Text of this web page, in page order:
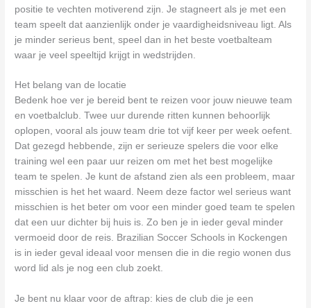
positie te vechten motiverend zijn. Je stagneert als je met een
team speelt dat aanzienlijk onder je vaardigheidsniveau ligt. Als
je minder serieus bent, speel dan in het beste voetbalteam
waar je veel speeltijd krijgt in wedstrijden.
Het belang van de locatie
Bedenk hoe ver je bereid bent te reizen voor jouw nieuwe team
en voetbalclub. Twee uur durende ritten kunnen behoorlijk
oplopen, vooral als jouw team drie tot vijf keer per week oefent.
Dat gezegd hebbende, zijn er serieuze spelers die voor elke
training wel een paar uur reizen om met het best mogelijke
team te spelen. Je kunt de afstand zien als een probleem, maar
misschien is het het waard. Neem deze factor wel serieus want
misschien is het beter om voor een minder goed team te spelen
dat een uur dichter bij huis is. Zo ben je in ieder geval minder
vermoeid door de reis. Brazilian Soccer Schools in Kockengen
is in ieder geval ideaal voor mensen die in die regio wonen dus
word lid als je nog een club zoekt.
Je bent nu klaar voor de aftrap: kies de club die je een